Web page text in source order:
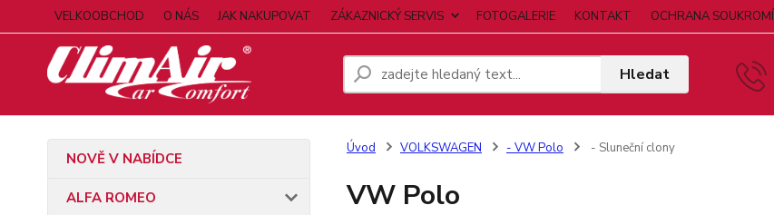
VELKOOBCHOD O NÁS JAK NAKUPOVAT ZÁKAZNICKÝ SERVIS FOTOGALERIE KONTAKT OCHRANA SOUKROMÍ
Hledat
NOVĚ V NABÍDCE
ALFA ROMEO
Úvod VOLKSWAGEN - VW Polo - Sluneční clony
VW Polo